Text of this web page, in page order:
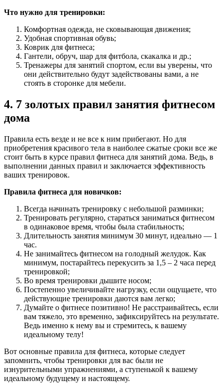
Что нужно для тренировки:
Комфортная одежда, не сковывающая движения;
Удобная спортивная обувь;
Коврик для фитнеса;
Гантели, обруч, шар для фитбола, скакалка и др.;
Тренажеры для занятий спортом, если вы уверены, что
они действительно будут задействованы вами, а не
стоять в сторонке для мебели.
4. 7 золотых правил занятия фитнесом
дома
Правила есть везде и не все к ним прибегают. Но для
приобретения красивого тела в наиболее сжатые сроки все же
стоит быть в курсе правил фитнеса для занятий дома. Ведь, в
выполнении данных правил и заключается эффективность
ваших тренировок.
Правила фитнеса для новичков:
Всегда начинать тренировку с небольшой разминки;
Тренировать регулярно, стараться заниматься фитнесом
в одинаковое время, чтобы была стабильность;
Длительность занятия минимум 30 минут, идеально — 1
час.
Не занимайтесь фитнесом на голодный желудок. Как
минимум, постарайтесь перекусить за 1,5 – 2 часа перед
тренировкой;
Во время тренировки дышите носом;
Постепенно увеличивайте нагрузку, если ощущаете, что
действующие тренировки даются вам легко;
Думайте о фитнесе позитивно! Не расстраивайтесь, если
вам тяжело, это временно, зафиксируйтесь на результате.
Ведь именно к нему вы и стремитесь, к вашему
идеальному телу!
Вот основные правила для фитнеса, которые следует
запомнить, чтобы тренировки для вас были не
изнурительными упражнениями, а ступенькой к вашему
идеальному будущему и настоящему.